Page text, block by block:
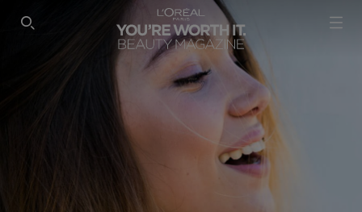
SEARCH THIS SITE